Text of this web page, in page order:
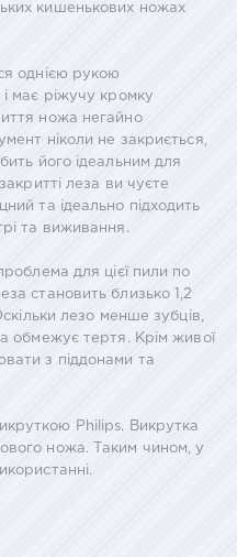
кишенькових ножах
однією рукою
має ріжучу кромку
ножа негайно
ніколи не закриється,
його ідеальним для
леза ви чуєте
та ідеально підходить
та виживання.
для цієї пили по
становить близько 1,2
лезо менше зубців,
обмежує тертя. Крім живої
з піддонами та
Philips. Викрутка
ножа. Таким чином, у